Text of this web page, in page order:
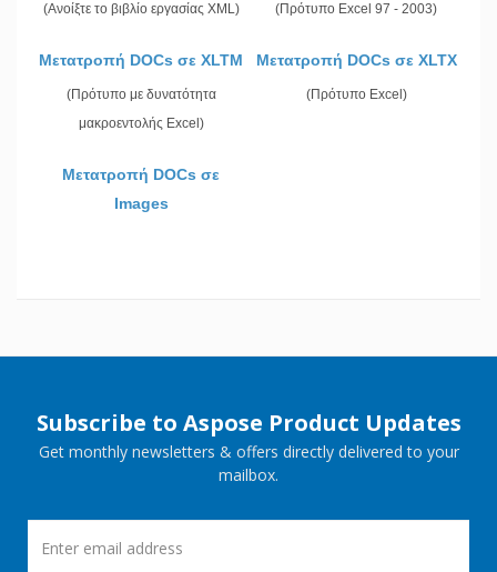
(Ανοίξτε το βιβλίο εργασίας XML) (Πρότυπο Excel 97 - 2003)
Μετατροπή DOCs σε XLTM
(Πρότυπο με δυνατότητα
μακροεντολής Excel)
Μετατροπή DOCs σε XLTX
(Πρότυπο Excel)
Μετατροπή DOCs σε
Images
Subscribe to Aspose Product Updates
Get monthly newsletters & offers directly delivered to your
mailbox.